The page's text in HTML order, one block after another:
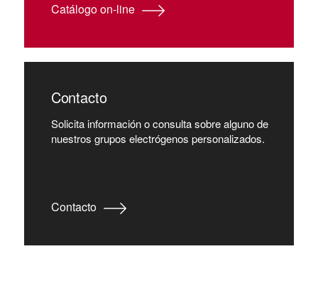
Catálogo on-line
Contacto
Solicita información o consulta sobre alguno de
nuestros grupos electrógenos personalizados.
Contacto